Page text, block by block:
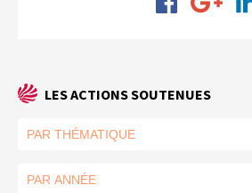
LES ACTIONS SOUTENUES